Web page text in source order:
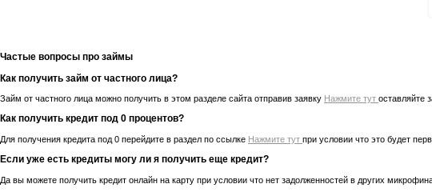
Частые вопросы про займы
Как получить займ от частного лица?
Займ от частного лица можно получить в этом разделе сайта отправив заявку Нажмите тут оставляйте
Как получить кредит под 0 процентов?
Для получения кредита под 0 перейдите в раздел по ссылке Нажмите тут при условии что это будет
Если уже есть кредиты могу ли я получить еще кредит?
Да вы можете получить кредит онлайн на карту при условии что нет задолженностей в других